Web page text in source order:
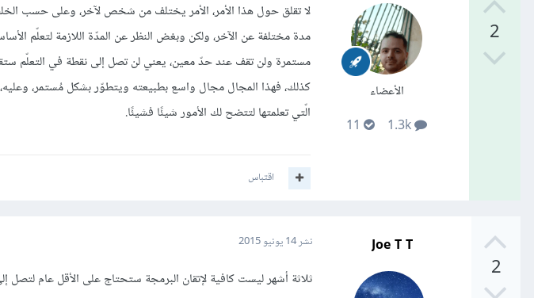
2
الأعضاء
لا تقلق حول هذا الأمر، الأمر يختلف من شخص لآخر، وعلى حسب
مدة مختلفة عن الآخر، ولكن وبغض النظر عن المدّة اللازمة لتعلّم
مستمرة ولن تقف عند حدّ معين، يعني لن تصل إلى نقطة في التعلّم
كذلك، فهذا المجال مجال واسع بطبيعته ويتطوّر بشكل مُستمر، وعليه،
الّتي تعلمتها لتتضح لك الأمور شيئًا فشيئًا.
اقتباس
2
Joe T T نشر14 يونيو 2015
ثلاثة أشهر ليست كافية لإتقان البرمجة ستحتاج على الأقل عام